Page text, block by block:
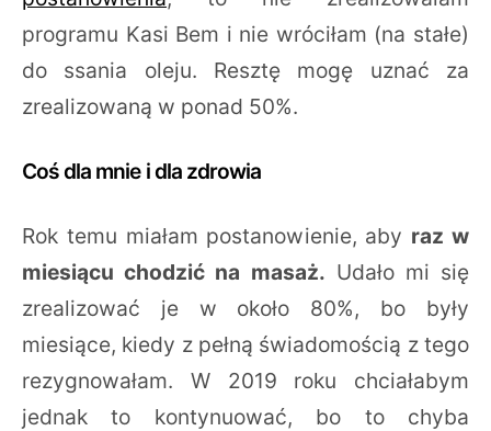
programu Kasi Bem i nie wróciłam (na stałe)
do ssania oleju. Resztę mogę uznać za
zrealizowaną w ponad 50%.
Coś dla mnie i dla zdrowia
Rok temu miałam postanowienie, aby raz w
miesiącu chodzić na masaż. Udało mi się
zrealizować je w około 80%, bo były
miesiące, kiedy z pełną świadomością z tego
rezygnowałam. W 2019 roku chciałabym
jednak to kontynuować, bo to chyba